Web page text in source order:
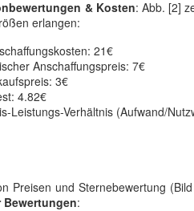
& Kosten: Abb. [2]
erlangen:
21€
Anschaffungspreis: 7€
3€
4.82€
Leistungs-Verhältnis (Aufwand/
Preisen und Sternebewertung
Bewertungen: